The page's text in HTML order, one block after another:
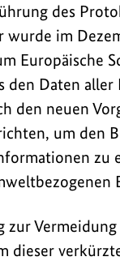
des
im
Europäische
den Daten
den neuen
um den
zu
dieser